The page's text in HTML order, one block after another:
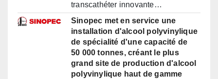
transcathéter innovante…
Sinopec met en service une
installation d'alcool polyvinylique
de spécialité d'une capacité de
50 000 tonnes, créant le plus
grand site de production d'alcool
polyvinylique haut de gamme